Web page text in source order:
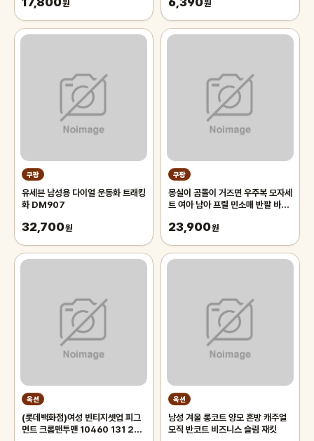
원 원
쿠팡
유세븐 남성용 다이얼 운동화 트래킹
화 DM907
32,700원
쿠팡
몽실이 곰돌이 거즈면 우주복 모자세
트 여아 남아 프릴 민소매 반팔 바디
23,900원
옥션
(롯데백화점)여성 빈티지셋업 피그
먼트 크롭맨투맨 10460 131 256
옥션
남성 겨울 롱코트 양모 혼방 캐주얼
모직 반코트 비즈니스 슬림 재킷